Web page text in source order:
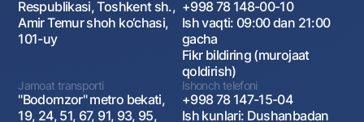
Respublikasi, Toshkent sh.,
Amir Temur shoh ko‘chasi,
101-uy
+998 78 148-00-10
Ish vaqti: 09:00 dan 21:00
gacha
Fikr bildiring (murojaat
qoldirish)
Jamoat transporti
"Bodomzor" metro bekati,
19, 24, 51, 67, 91, 93, 95,
Ishonch telefoni
+998 78 147-15-04
Ish kunlari: Dushanbadan